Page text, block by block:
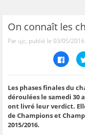
On connaît les
Par ujc, publié le 03/05/2016
C
l
e
z
p
o
u
r
Les phases finales du
déroulées le samedi 30
ont livré leur verdict.
de Champions et
2015/2016.